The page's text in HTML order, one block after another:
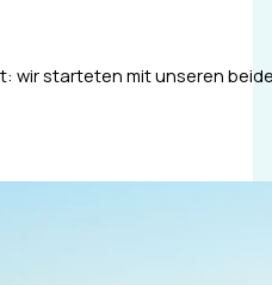
wir starteten mit unseren